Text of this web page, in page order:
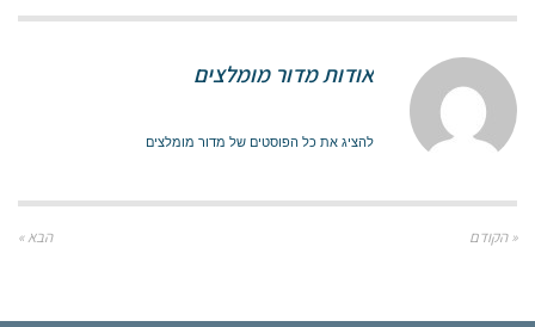
אודות מדור מומלצים
להציג את כל הפוסטים של מדור מומלצים
« הקודם הבא »